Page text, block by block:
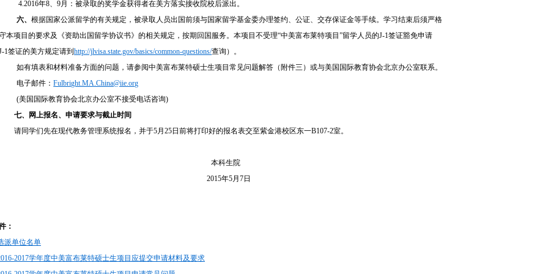
4.2016年8、9月：被录取的奖学金获得者在美方落实接收院校后派出。
六、根据国家公派留学的有关规定，被录取人员出国前须与国家留学基金委办理签约、公证、交存保证金等手续。学习结束后须严格
本项目的要求及《资助出国留学协议书》的相关规定，按期回国服务。本项目不受理“中美富布莱特项目”留学人员的J-1签证豁免申请
J-1签证的美方规定请到 http://jlvisa.state.gov/basics/common-questions/查询）。
如有填表和材料准备方面的问题，请参阅中美富布莱特硕士生项目常见问题解答（附件三）或与美国国际教育协会北京办公室联系。
电子邮件：Fulbright.MA.China@iie.org
(美国国际教育协会北京办公室不接受电话咨询)
七、网上报名、申请要求与截止时间
请同学们先在现代教务管理系统报名，并于5月25日前将打印好的报名表交至紫金港校区东一B107-2室。
本科生院
2015年5月7日
：
派单位名单
2017学年度中美富布莱特硕士生项目应提交申请材料及要求